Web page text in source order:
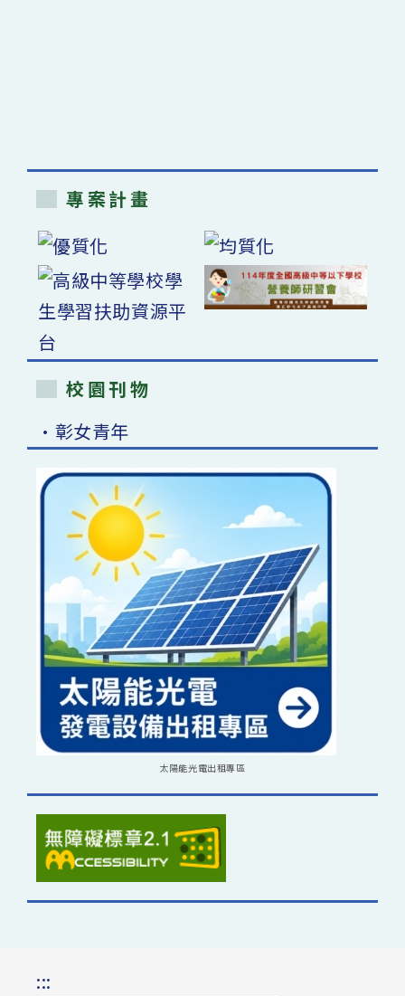
專案計畫
校園刊物
•彰女青年
太陽能光電出租專區
:::